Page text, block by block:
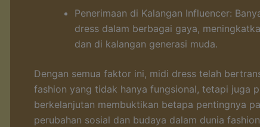
Penerimaan di Kalangan Influencer:
dress dalam berbagai gaya,
dan di kalangan generasi muda.
Dengan semua faktor ini, midi dress telah
fashion yang tidak hanya fungsional, tetapi juga
berkelanjutan membuktikan betapa pentingnya
perubahan sosial dan budaya dalam dunia